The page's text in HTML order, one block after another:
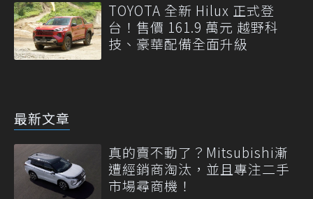
TOYOTA 全新 Hilux 正式登
台！售價 161.9 萬元 越野科
技、豪華配備全面升級
最新文章
真的賣不動了？Mitsubishi漸
遭經銷商淘汰，並且專注二手
市場尋商機！